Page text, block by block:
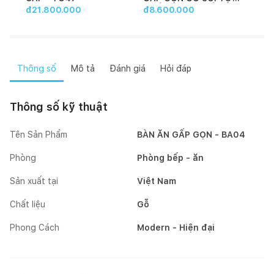
đ21.800.000
NHIÊN BA75 (1 BÀN+4
đ8.600.000
Thông số Mô tả Đánh giá Hỏi đáp
Thông số kỹ thuật
Tên Sản Phẩm BÀN ĂN GẤP GỌN - BA04
Phòng Phòng bếp - ăn
Sản xuất tại Việt Nam
Chất liệu Gỗ
Phong Cách Modern - Hiện đại